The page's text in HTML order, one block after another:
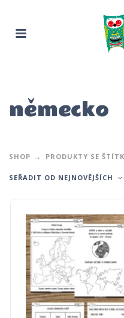
německo
SHOP PRODUKTY SE
SEŘADIT OD NEJNOVĚJŠÍCH